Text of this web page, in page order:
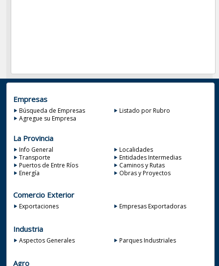
Empresas
Búsqueda de Empresas
Listado por Rubro
Agregue su Empresa
La Provincia
Info General
Localidades
Transporte
Entidades Intermedias
Puertos de Entre Ríos
Caminos y Rutas
Energía
Obras y Proyectos
Comercio Exterior
Exportaciones Empresas Exportadoras
Industria
Aspectos Generales Parques Industriales
Agro